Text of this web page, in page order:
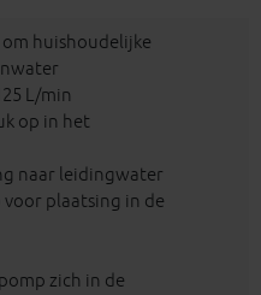
huishoudelijke
L/min
op in het
naar leidingwater
plaatsing in de
zich in de